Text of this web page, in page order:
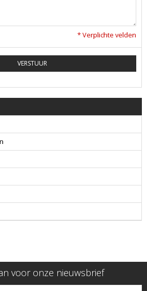
* Verplichte velden
VERSTUUR
voor onze nieuwsbrief